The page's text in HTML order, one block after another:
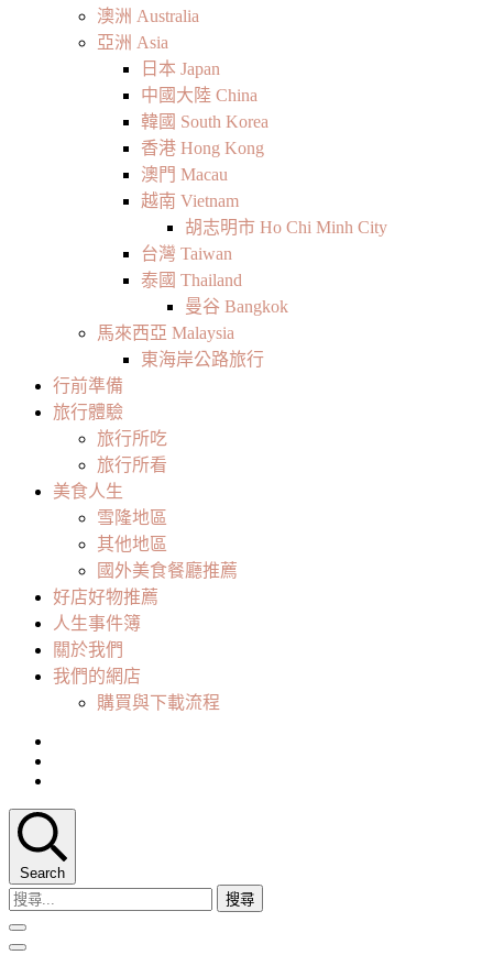
澳洲 Australia
亞洲 Asia
日本 Japan
中國大陸 China
韓國 South Korea
香港 Hong Kong
澳門 Macau
越南 Vietnam
胡志明市 Ho Chi Minh City
台灣 Taiwan
泰國 Thailand
曼谷 Bangkok
馬來西亞 Malaysia
東海岸公路旅行
行前準備
旅行體驗
旅行所吃
旅行所看
美食人生
雪隆地區
其他地區
國外美食餐廳推薦
好店好物推薦
人生事件簿
關於我們
我們的網店
購買與下載流程
Search
搜
尋
關